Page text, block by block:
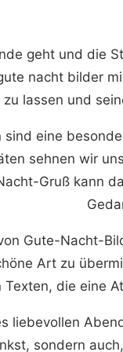
geht und die
nacht bilder
zu lassen und
eine
sehnen wir
Gruß kann
Gute-Nacht-
Art zu
Texten, die eine
liebevollen
sondern